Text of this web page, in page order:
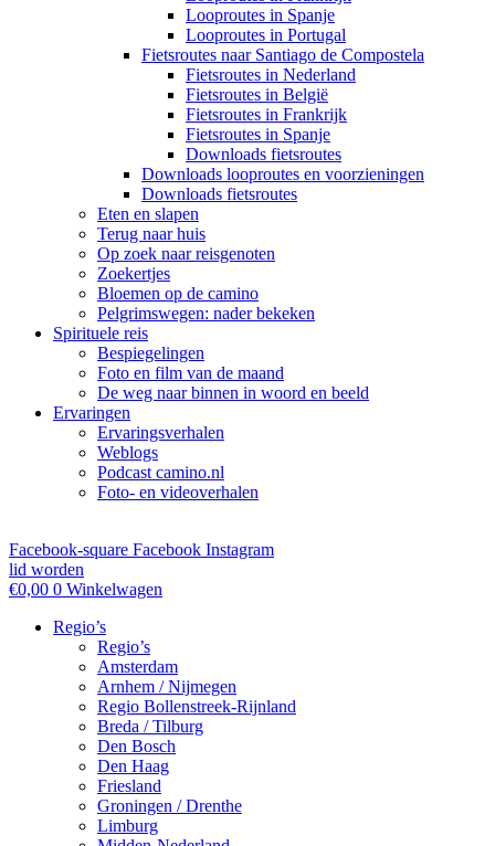
Looproutes in Spanje
Looproutes in Portugal
Fietsroutes naar Santiago de Compostela
Fietsroutes in Nederland
Fietsroutes in België
Fietsroutes in Frankrijk
Fietsroutes in Spanje
Downloads fietsroutes
Downloads looproutes en voorzieningen
Downloads fietsroutes
Eten en slapen
Terug naar huis
Op zoek naar reisgenoten
Zoekertjes
Bloemen op de camino
Pelgrimswegen: nader bekeken
Spirituele reis
Bespiegelingen
Foto en film van de maand
De weg naar binnen in woord en beeld
Ervaringen
Ervaringsverhalen
Weblogs
Podcast camino.nl
Foto- en videoverhalen
Facebook-square Facebook Instagram
lid worden
€0,00 0 Winkelwagen
Regio’s
Regio’s
Amsterdam
Arnhem / Nijmegen
Regio Bollenstreek-Rijnland
Breda / Tilburg
Den Bosch
Den Haag
Friesland
Groningen / Drenthe
Limburg